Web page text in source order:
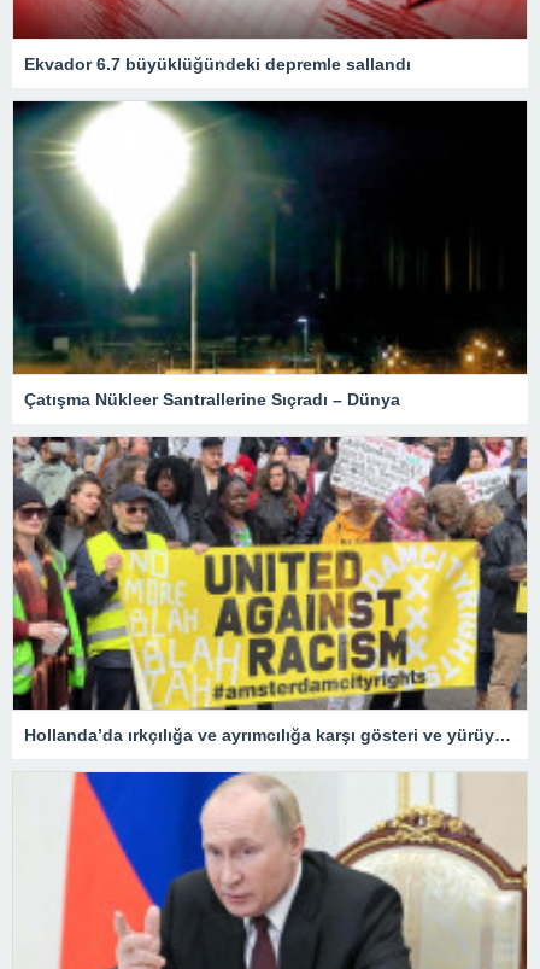
Ekvador 6.7 büyüklüğündeki depremle sallandı
Çatışma Nükleer Santrallerine Sıçradı – Dünya
Hollanda’da ırkçılığa ve ayrımcılığa karşı gösteri ve yürüyüş düzenlendi